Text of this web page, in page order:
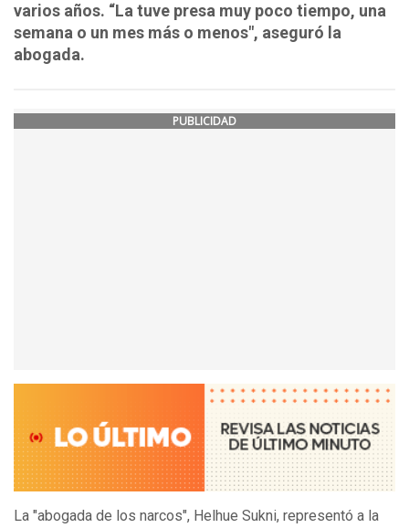
varios años. “La tuve presa muy poco tiempo, una
semana o un mes más o menos", aseguró la
abogada.
PUBLICIDAD
La "abogada de los narcos", Helhue Sukni, representó a la